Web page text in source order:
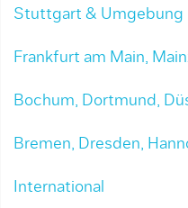
Stuttgart & Umgebung
Frankfurt am Main,
Bochum, Dortmund,
Bremen, Dresden,
International